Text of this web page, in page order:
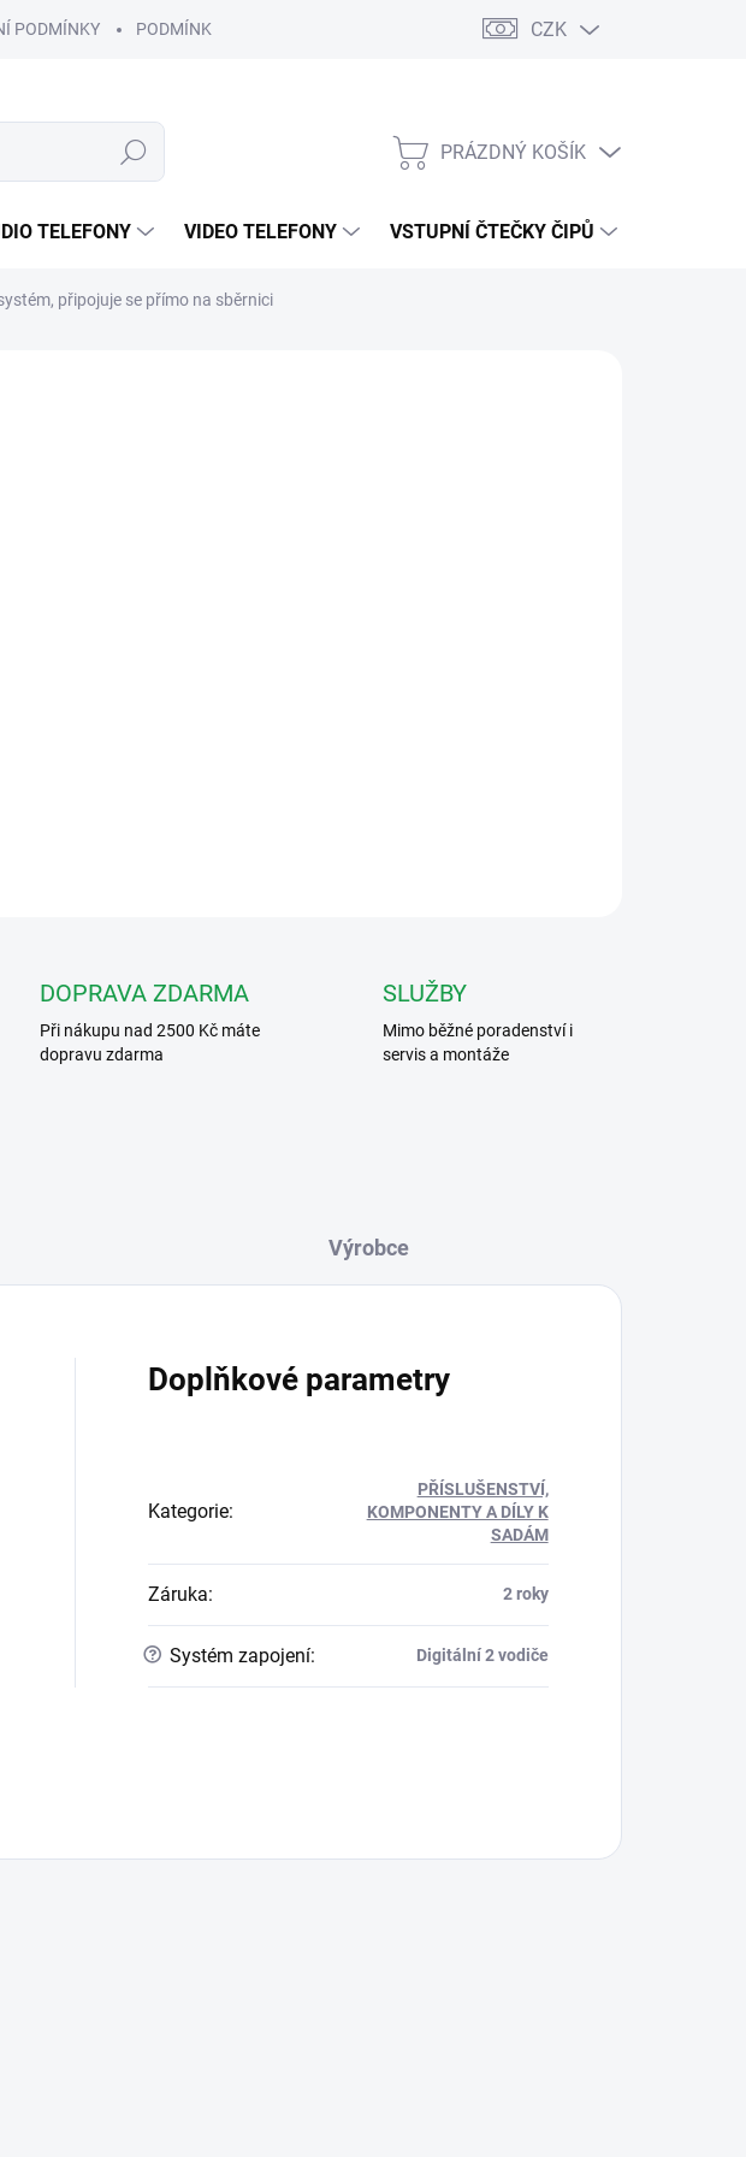
PODMÍNKY PODMÍNKY OCHRANY CZK
Hledat
NÁKUPNÍ
PRÁZDNÝ KOŠÍK
TELEFONY VIDEO TELEFONY VSTUPNÍ ČTEČKY ČIPŮ
připojuje se přímo na sběrnici
DOPRAVA ZDARMA
Při nákupu nad 2500 Kč máte
dopravu zdarma
SLUŽBY
Mimo běžné poradenství i
servis a montáže
Doplňkové parametry
Kategorie:
PŘÍSLUŠENSTVÍ,
KOMPONENTY A DÍLY K
SADÁM
Záruka: 2 roky
? Systém zapojení: Digitální 2 vodiče